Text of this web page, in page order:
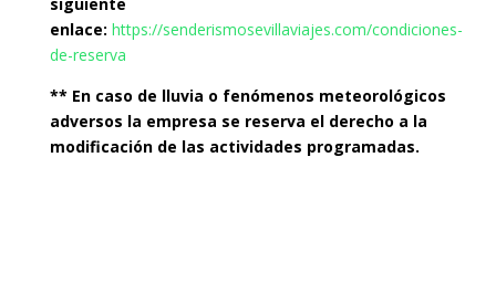
enlace: https://senderismosevillaviajes.com/condiciones-
de-reserva
** En caso de lluvia o fenómenos meteorológicos
adversos la empresa se reserva el derecho a la
modificación de las actividades programadas.